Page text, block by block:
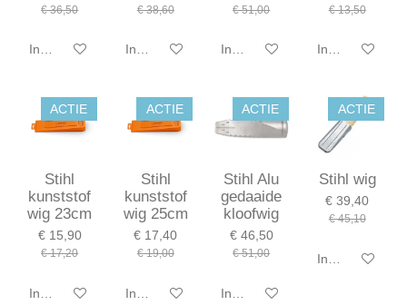
€ 36,50
In winkelwagen
€ 38,60
In winkelwagen
€ 51,00
In winkelwagen
€ 13,50
In winkelwagen
ACTIE
Stihl
kunststof
wig 23cm
€ 15,90
€ 17,20
In winkelwagen
ACTIE
Stihl
kunststof
wig 25cm
€ 17,40
€ 19,00
In winkelwagen
ACTIE
Stihl Alu
gedaaide
kloofwig
€ 46,50
€ 51,00
In winkelwagen
ACTIE
Stihl wig
€ 39,40
€ 45,10
In winkelwagen